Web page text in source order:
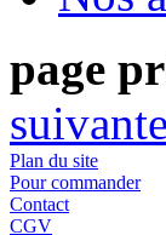
page
suivante
Plan du site
Pour commander
Contact
CGV